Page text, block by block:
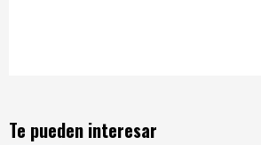
Te pueden interesar